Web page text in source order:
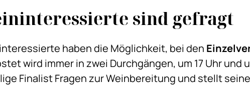
sind gefragt
haben die Möglichkeit, bei den
wird immer in zwei Durchgängen, um 17 Uhr und
Finalist Fragen zur Weinbereitung und stellt